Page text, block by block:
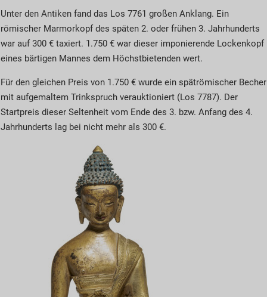
Unter den Antiken fand das Los 7761 großen Anklang. Ein
römischer Marmorkopf des späten 2. oder frühen 3. Jahrhunderts
war auf 300 € taxiert. 1.750 € war dieser imponierende Lockenkopf
eines bärtigen Mannes dem Höchstbietenden wert.
Für den gleichen Preis von 1.750 € wurde ein spätrömischer Becher
mit aufgemaltem Trinkspruch verauktioniert (Los 7787). Der
Startpreis dieser Seltenheit vom Ende des 3. bzw. Anfang des 4.
Jahrhunderts lag bei nicht mehr als 300 €.